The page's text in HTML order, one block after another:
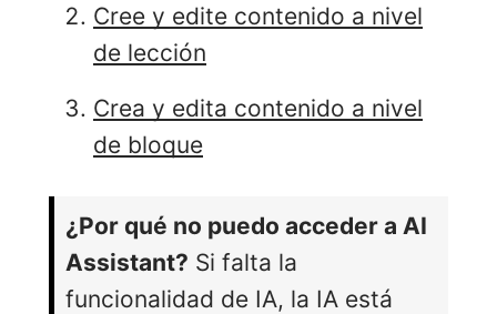
Cree y edite contenido a nivel
de lección
Crea y edita contenido a nivel
de bloque
¿Por qué no puedo acceder a AI
Assistant? Si falta la
funcionalidad de IA, la IA está